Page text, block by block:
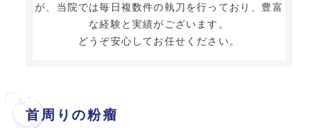
が、当院では毎日複数件の執刀を行っており、豊富
な経験と実績がございます。
どうぞ安心してお任せください。
首周りの粉瘤